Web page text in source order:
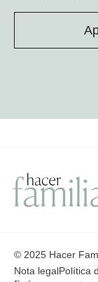
© 2025 Hacer
Nota legalPolítica